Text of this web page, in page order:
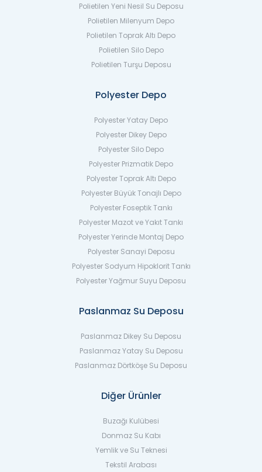
Polietilen Yeni Nesil Su Deposu
Polietilen Milenyum Depo
Polietilen Toprak Altı Depo
Polietilen Silo Depo
Polietilen Turşu Deposu
Polyester Depo
Polyester Yatay Depo
Polyester Dikey Depo
Polyester Silo Depo
Polyester Prizmatik Depo
Polyester Toprak Altı Depo
Polyester Büyük Tonajlı Depo
Polyester Foseptik Tankı
Polyester Mazot ve Yakıt Tankı
Polyester Yerinde Montaj Depo
Polyester Sanayi Deposu
Polyester Sodyum Hipoklorit Tankı
Polyester Yağmur Suyu Deposu
Paslanmaz Su Deposu
Paslanmaz Dikey Su Deposu
Paslanmaz Yatay Su Deposu
Paslanmaz Dörtköşe Su Deposu
Diğer Ürünler
Buzağı Kulübesi
Donmaz Su Kabı
Yemlik ve Su Teknesi
Tekstil Arabası